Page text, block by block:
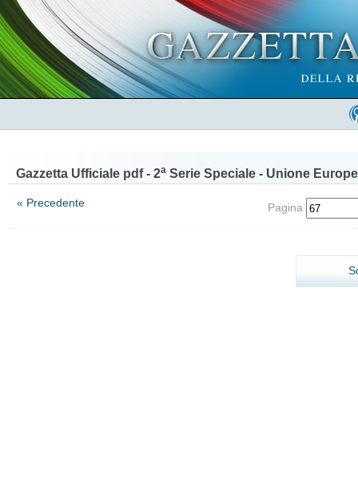
Gazzetta Ufficiale pdf - 2a Serie Speciale - Unione
« Precedente Pagina